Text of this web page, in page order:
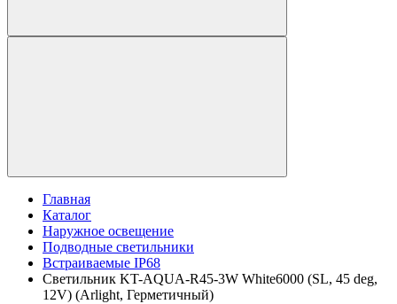
Главная
Каталог
Наружное освещение
Подводные светильники
Встраиваемые IP68
Светильник KT-AQUA-R45-3W White6000 (SL, 45 deg,
12V) (Arlight, Герметичный)